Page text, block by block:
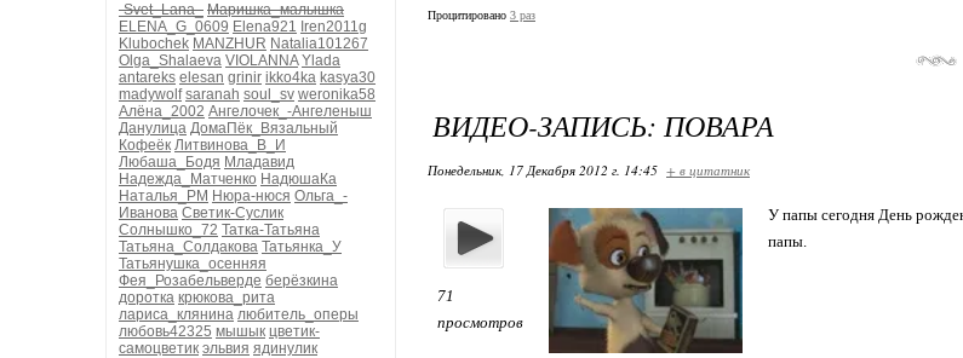
-Svet_Lana_ Маришка_малышка
ELENA_G_0609 Elena921 Iren2011g
Klubochek MANZHUR Natalia101267
Olga_Shalaeva VIOLANNA Ylada
antareks elesan grinir ikko4ka kasya30
madywolf saranah soul_sv weronika58
Алёна_2002 Ангелочек_-Ангеленыш
Данулица ДомаПёк_Вязальный
Кофеёк Литвинова_В_И
Любаша_Бодя Младавид
Надежда_Матченко НадюшаКа
Наталья_РМ Нюра-нюся Ольга_-
Иванова Светик-Суслик
Солнышко_72 Татка-Татьяна
Татьяна_Солдакова Татьянка_У
Татьянушка_осенняя
Фея_Розабельверде берёзкина
доротка крюкова_рита
лариса_клянина любитель_оперы
любовь42325 мышык цветик-
самоцветик эльвия ядинулик
Процитировано 3 раз
ВИДЕО-ЗАПИСЬ: ПОВАРА
Понедельник, 17 Декабря 2012 г. 14:45 + в цитатник
71
просмотров
У папы сегодня День
папы.